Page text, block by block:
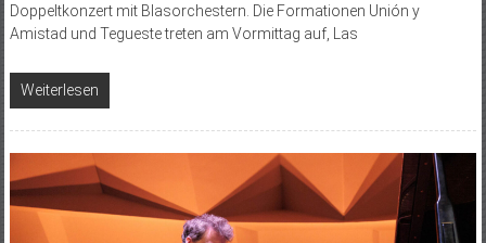
Doppeltkonzert mit Blasorchestern. Die Formationen Unión y
Amistad und Tegueste treten am Vormittag auf, Las
Weiterlesen